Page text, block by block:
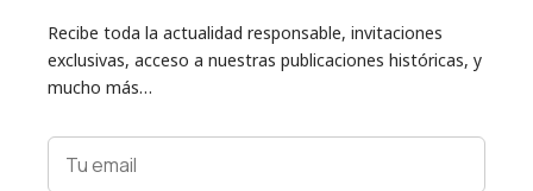
Recibe toda la actualidad responsable, invitaciones
exclusivas, acceso a nuestras publicaciones históricas, y
mucho más…